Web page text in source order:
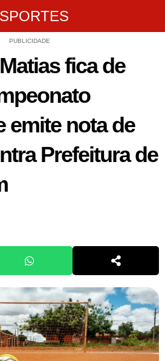
PUBLICIDADE
fica de
emite nota de
Prefeitura de